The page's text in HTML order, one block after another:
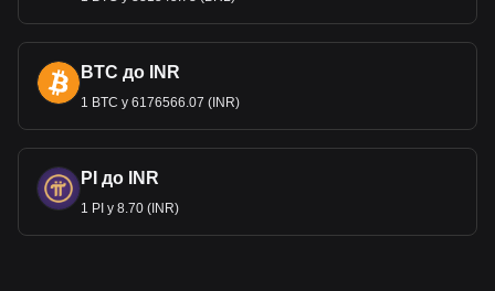
Регуляторне середовище країни в поєднанні зі
стабільністю її валюти робить Бермудські острови
привабливим місцем для міжнародного бізнесу та
фінансів.
на Bitget показують, що найпопулярнішою парою
XRP є XRP доBMD, а код валюти XRP — XRP.
Використовуйте наш криптовалютний калькулятор
прямо зараз, щоб дізнатися, скільки криптовалют
BTC до INR
1 BTC у 6176566.07 (INR)
PI до INR
1 PI у 8.70 (INR)